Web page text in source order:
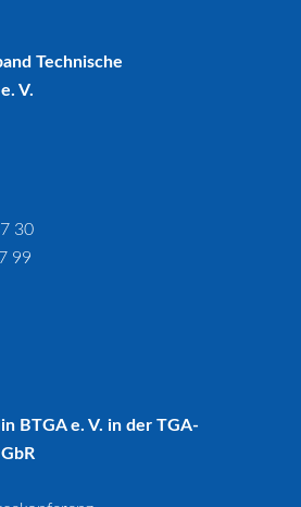
Technische
V.
30
99
BTGA e. V. in der TGA-